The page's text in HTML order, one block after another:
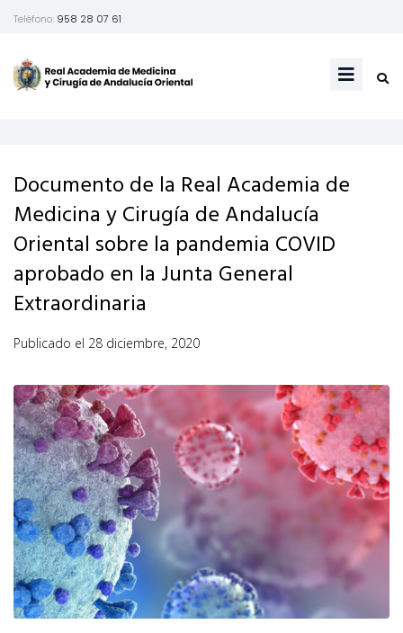
Teléfono: 958 28 07 61
Documento de la Real Academia de
Medicina y Cirugía de Andalucía
Oriental sobre la pandemia COVID
aprobado en la Junta General
Extraordinaria
Publicado el 28 diciembre, 2020